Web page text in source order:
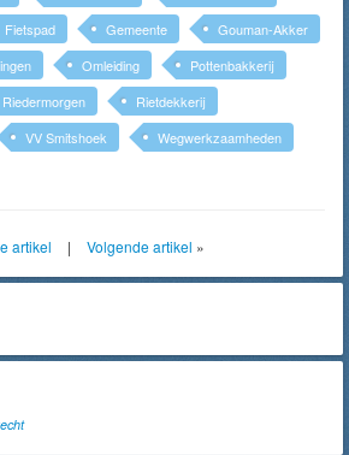
Fietspad Gemeente
Gouman-Akker
Omleiding
Pottenbakkerij
Riedermorgen
Rietdekkerij
VV Smitshoek
Wegwerkzaamheden
artikel | Volgende artikel »